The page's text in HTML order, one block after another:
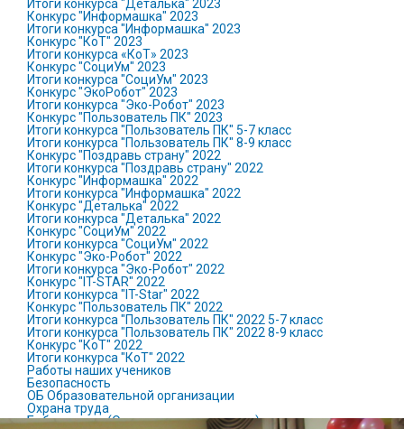
Итоги конкурса "Деталька" 2023
Конкурс "Информашка" 2023
Итоги конкурса "Информашка" 2023
Конкурс "КоТ" 2023
Итоги конкурса «КоТ» 2023
Конкурс "СоциУм" 2023
Итоги конкурса "СоциУм" 2023
Конкурс "ЭкоРобот" 2023
Итоги конкурса "Эко-Робот" 2023
Конкурс "Пользователь ПК" 2023
Итоги конкурса "Пользователь ПК" 5-7 класс
Итоги конкурса "Пользователь ПК" 8-9 класс
Конкурс "Поздравь страну" 2022
Итоги конкурса "Поздравь страну" 2022
Конкурс "Информашка" 2022
Итоги конкурса "Информашка" 2022
Конкурс "Деталька" 2022
Итоги конкурса "Деталька" 2022
Конкурс "СоциУм" 2022
Итоги конкурса "СоциУм" 2022
Конкурс "Эко-Робот" 2022
Итоги конкурса "Эко-Робот" 2022
Конкурс "IT-STAR" 2022
Итоги конкурса "IT-Star" 2022
Конкурс "Пользователь ПК" 2022
Итоги конкурса "Пользователь ПК" 2022 5-7 класс
Итоги конкурса "Пользователь ПК" 2022 8-9 класс
Конкурс "КоТ" 2022
Итоги конкурса "КоТ" 2022
Работы наших учеников
Безопасность
ОБ Образовательной организации
Охрана труда
Бибилиотека (Откроется в новом окне)